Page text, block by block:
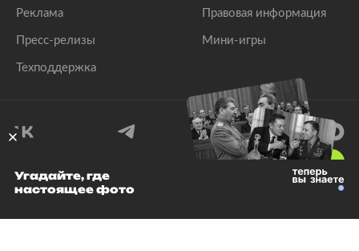
Реклама
Пресс-релизы
Техподдержка
Правовая информация
Мини-игры
© 1999–2026 Все права защищены.
Угадайте, где
настоящее фото